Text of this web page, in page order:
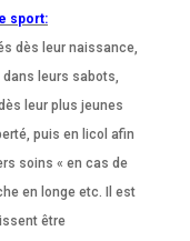
sport:
dès leur naissance,
dans leurs sabots,
leur plus jeunes
puis en licol afin
soins « en cas de
en longe etc. Il est
être